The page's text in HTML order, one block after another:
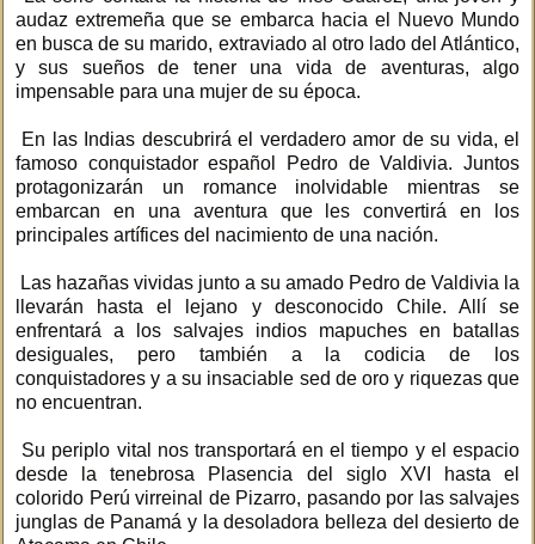
audaz extremeña que se embarca hacia el Nuevo Mundo
en busca de su marido, extraviado al otro lado del Atlántico,
y sus sueños de tener una vida de aventuras, algo
impensable para una mujer de su época.
En las Indias descubrirá el verdadero amor de su vida, el
famoso conquistador español Pedro de Valdivia. Juntos
protagonizarán un romance inolvidable mientras se
embarcan en una aventura que les convertirá en los
principales artífices del nacimiento de una nación.
Las hazañas vividas junto a su amado Pedro de Valdivia la
llevarán hasta el lejano y desconocido Chile. Allí se
enfrentará a los salvajes indios mapuches en batallas
desiguales, pero también a la codicia de los
conquistadores y a su insaciable sed de oro y riquezas que
no encuentran.
Su periplo vital nos transportará en el tiempo y el espacio
desde la tenebrosa Plasencia del siglo XVI hasta el
colorido Perú virreinal de Pizarro, pasando por las salvajes
junglas de Panamá y la desoladora belleza del desierto de